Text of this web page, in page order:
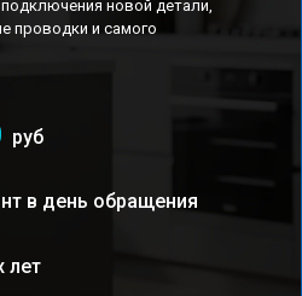
новой детали,
проводки и самого
руб
в день обращения
лет